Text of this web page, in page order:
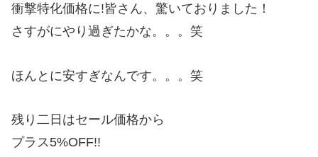
衝撃特化価格に!皆さん、驚いておりました！
さすがにやり過ぎたかな。。。笑
ほんとに安すぎなんです。。。笑
残り二日はセール価格から
プラス5%OFF!!